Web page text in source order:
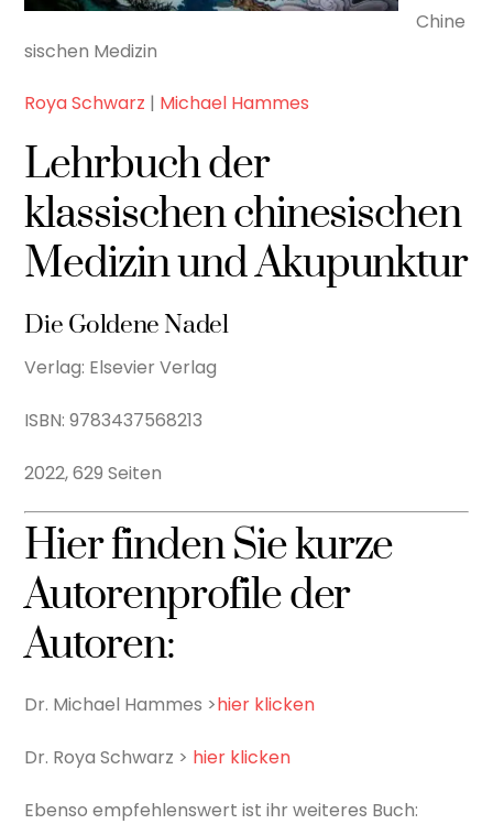
Chine
sischen Medizin
Roya Schwarz | Michael Hammes
Lehrbuch der
klassischen chinesischen
Medizin und Akupunktur
Die Goldene Nadel
Verlag: Elsevier Verlag
ISBN: 9783437568213
2022, 629 Seiten
Hier finden Sie kurze
Autorenprofile der
Autoren:
Dr. Michael Hammes >hier klicken
Dr. Roya Schwarz > hier klicken
Ebenso empfehlenswert ist ihr weiteres Buch: